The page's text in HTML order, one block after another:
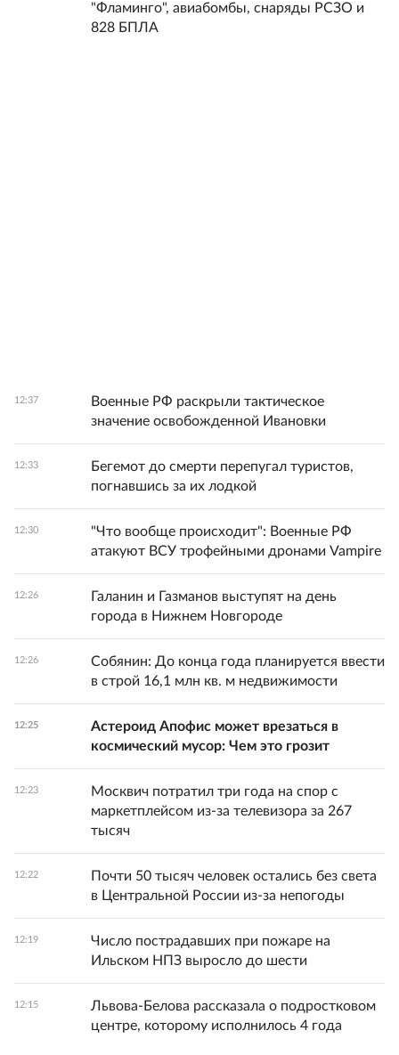
"Фламинго", авиабомбы, снаряды РСЗО и
828 БПЛА
12:37
Военные РФ раскрыли тактическое
значение освобожденной Ивановки
12:33
Бегемот до смерти перепугал туристов,
погнавшись за их лодкой
12:30
"Что вообще происходит": Военные РФ
атакуют ВСУ трофейными дронами Vampire
12:26
Галанин и Газманов выступят на день
города в Нижнем Новгороде
12:26
Собянин: До конца года планируется ввести
в строй 16,1 млн кв. м недвижимости
12:25
Астероид Апофис может врезаться в
космический мусор: Чем это грозит
12:23
Москвич потратил три года на спор с
маркетплейсом из-за телевизора за 267
тысяч
12:22
Почти 50 тысяч человек остались без света
в Центральной России из-за непогоды
12:19
Число пострадавших при пожаре на
Ильском НПЗ выросло до шести
12:15
Львова-Белова рассказала о подростковом
центре, которому исполнилось 4 года